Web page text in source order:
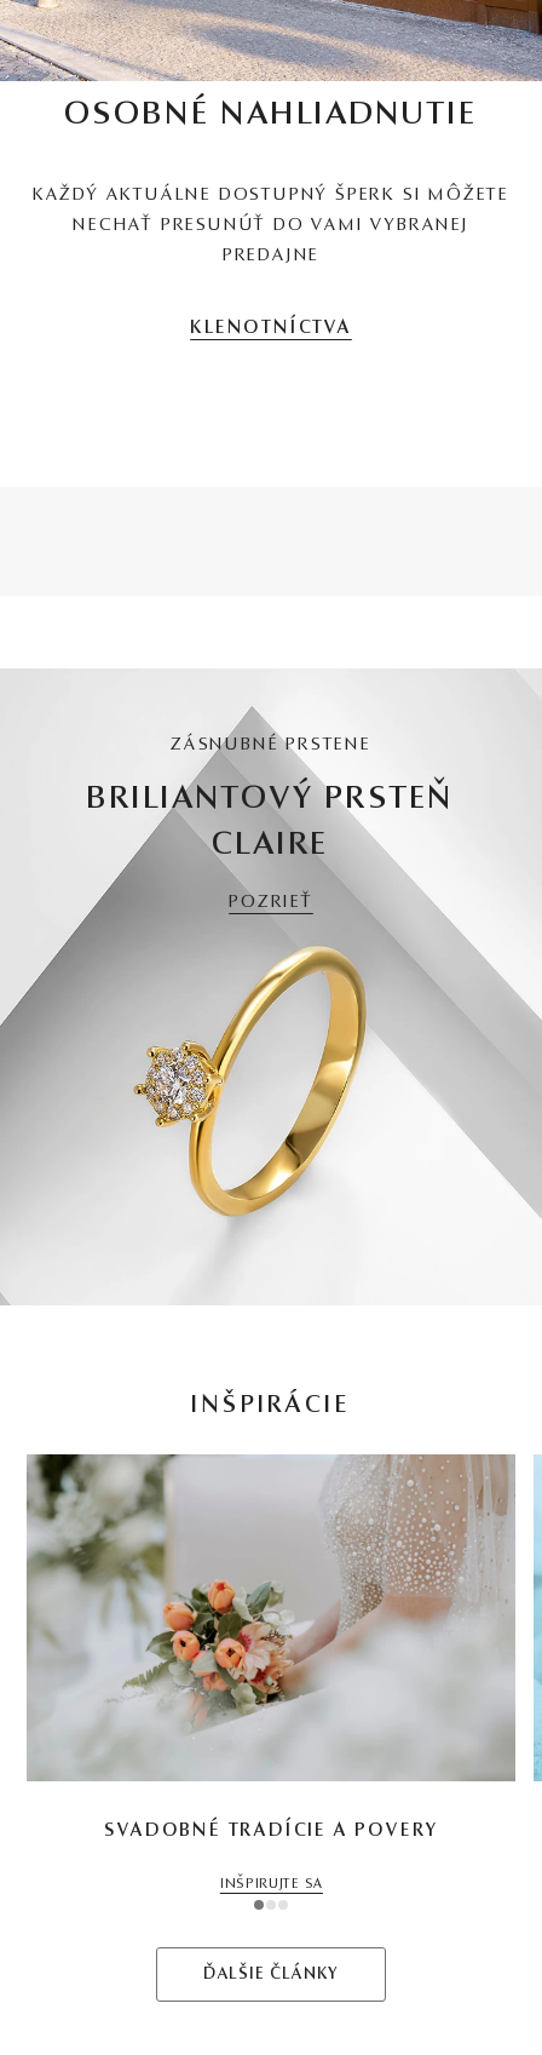
OSOBNÉ NAHLIADNUTIE
KAŽDÝ AKTUÁLNE DOSTUPNÝ ŠPERK SI MÔŽETE
NECHAŤ PRESUNÚŤ DO VAMI VYBRANEJ
PREDAJNE
KLENOTNÍCTVA
ZÁSNUBNÉ PRSTENE
BRILIANTOVÝ PRSTEŇ
CLAIRE
POZRIEŤ
INŠPIRÁCIE
SVADOBNÉ TRADÍCIE A POVERY
INŠPIRUJTE SA
1 2 3
ĎALŠIE ČLÁNKY